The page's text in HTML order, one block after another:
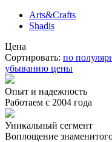
Arts&Crafts
Shadis
Цена
Сортировать: по
убыванию цены
Опыт и надежность
Работаем с 2004 года
Уникальный сегмент
Воплощение